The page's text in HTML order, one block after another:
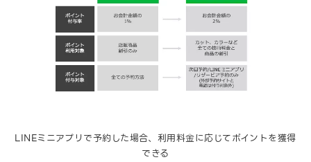
LINEミニアプリで予約した場合、利用料金に応じてポイントを獲得
できる